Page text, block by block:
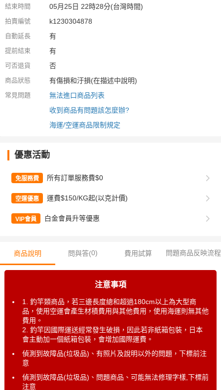
結束時間 05月25日 22時28分(台灣時間)
拍賣編號 k1230304878
自動延長 有
提前結束 有
可否退貨 否
商品狀態 有傷損和汙損(在描述中說明)
常見問題
無法進口商品列表
收到商品有問題該怎麼辦?
海運/空運商品限制規定
優惠活動
免服務費 所有訂單服務費$0
空運優惠 運費$150/KG起(以克計價)
VIP會員 白金會員升等優惠
商品說明 問與答(0) 費用試算 問題商品反映流程
注意事項
1. 釣竿類商品，若三邊長度總和超過180cm以上為大型商
品，使用空運會產生材積費用與其他費用，使用海運則無其他
費用。
2. 釣竿因國際運送經常發生破損，因此若非紙箱包裝，日本
會主動加一個紙箱包裝，會增加國際運費。
偵測到故障品(垃圾品)、有照片及說明以外的問題，下標前注
意
偵測到故障品(垃圾品)、問題商品、可能無法修理字樣,下標前
注意